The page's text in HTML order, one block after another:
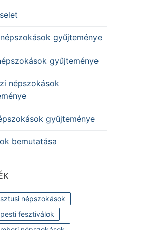
gyűjteménye
gyűjteménye
népszokások
gyűjteménye
bemutatása
népszokások
fesztiválok